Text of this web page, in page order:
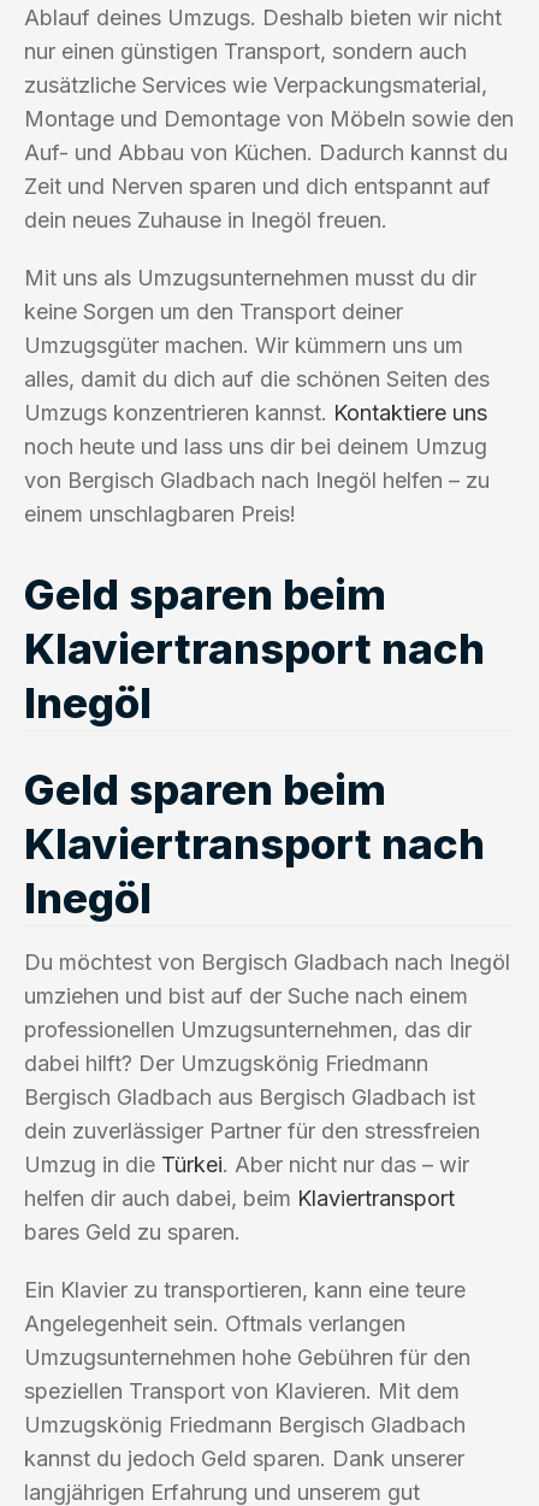
Ablauf deines Umzugs. Deshalb bieten wir nicht
nur einen günstigen Transport, sondern auch
zusätzliche Services wie Verpackungsmaterial,
Montage und Demontage von Möbeln sowie den
Auf- und Abbau von Küchen. Dadurch kannst du
Zeit und Nerven sparen und dich entspannt auf
dein neues Zuhause in Inegöl freuen.
Mit uns als Umzugsunternehmen musst du dir
keine Sorgen um den Transport deiner
Umzugsgüter machen. Wir kümmern uns um
alles, damit du dich auf die schönen Seiten des
Umzugs konzentrieren kannst. Kontaktiere uns
noch heute und lass uns dir bei deinem Umzug
von Bergisch Gladbach nach Inegöl helfen – zu
einem unschlagbaren Preis!
Geld sparen beim
Klaviertransport nach
Inegöl
Geld sparen beim
Klaviertransport nach
Inegöl
Du möchtest von Bergisch Gladbach nach Inegöl
umziehen und bist auf der Suche nach einem
professionellen Umzugsunternehmen, das dir
dabei hilft? Der Umzugskönig Friedmann
Bergisch Gladbach aus Bergisch Gladbach ist
dein zuverlässiger Partner für den stressfreien
Umzug in die Türkei. Aber nicht nur das – wir
helfen dir auch dabei, beim Klaviertransport
bares Geld zu sparen.
Ein Klavier zu transportieren, kann eine teure
Angelegenheit sein. Oftmals verlangen
Umzugsunternehmen hohe Gebühren für den
speziellen Transport von Klavieren. Mit dem
Umzugskönig Friedmann Bergisch Gladbach
kannst du jedoch Geld sparen. Dank unserer
langjährigen Erfahrung und unserem gut